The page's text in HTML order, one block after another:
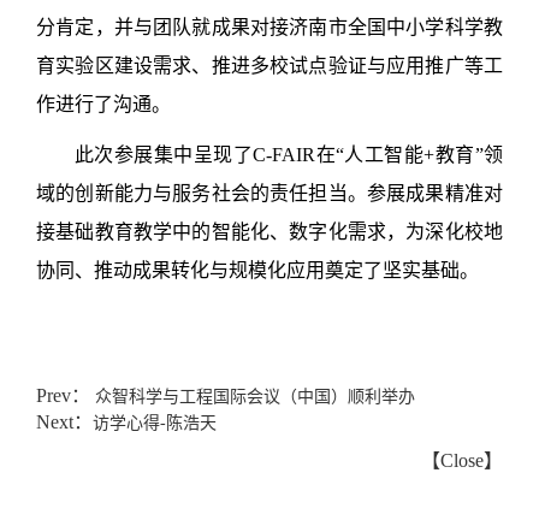
分肯定，并与团队就成果对接济南市全国中小学科学教
育实验区建设需求、推进多校试点验证与应用推广等工
作进行了沟通。
此次参展集中呈现了C-FAIR在“人工智能+教育”领
域的创新能力与服务社会的责任担当。参展成果精准对
接基础教育教学中的智能化、数字化需求，为深化校地
协同、推动成果转化与规模化应用奠定了坚实基础。
Prev： 众智科学与工程国际会议（中国）顺利举办
Next： 访学心得-陈浩天
【Close】